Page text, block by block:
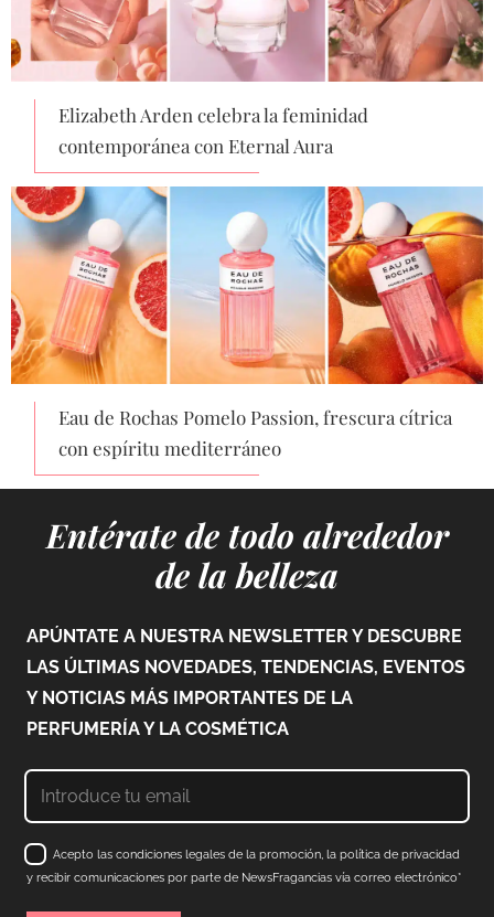
Elizabeth Arden celebra la feminidad
contemporánea con Eternal Aura
Eau de Rochas Pomelo Passion, frescura cítrica
con espíritu mediterráneo
Entérate de todo alrededor
de la belleza
APÚNTATE A NUESTRA NEWSLETTER Y DESCUBRE
LAS ÚLTIMAS NOVEDADES, TENDENCIAS, EVENTOS
Y NOTICIAS MÁS IMPORTANTES DE LA
PERFUMERÍA Y LA COSMÉTICA
Acepto las condiciones legales de la promoción, la política de privacidad
y recibir comunicaciones por parte de NewsFragancias vía correo electrónico*